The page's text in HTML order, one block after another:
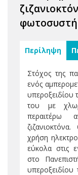
Περίληψη
Στόχος της
ενός
του με
περαιτέρω
χρήση
εύκολα στις
στο